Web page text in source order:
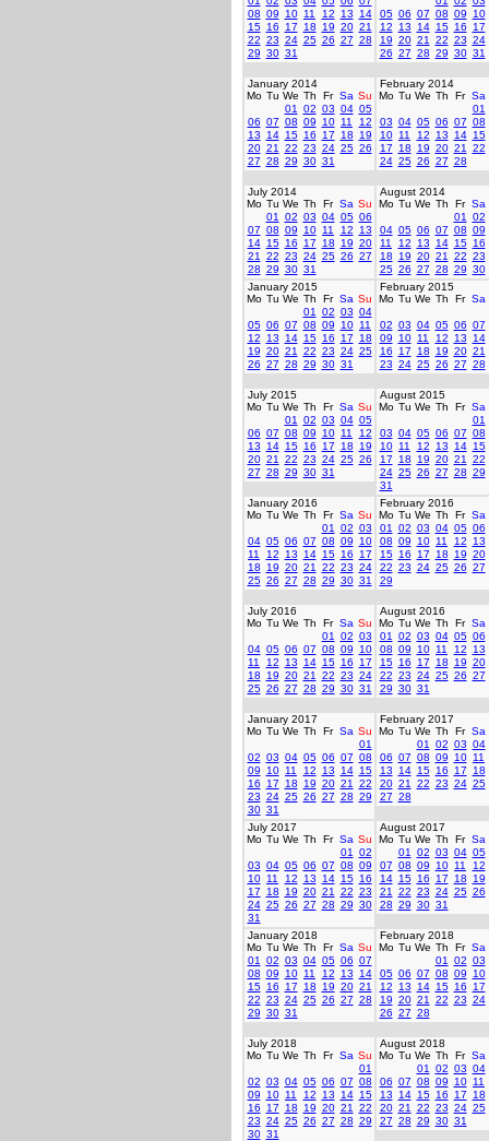
08 09 10 11 12 13
14
15 16 17 18 19 20 21
22 23 24 25 26 27 28
29 30 31
05 06 07 08 09 10
12
13 14 15 16 17
19 20 21 22 23 24
26 27 28 29 30 31
January 2014
Mo Tu We Th Fr Sa Su
01
02 03 04 05
06 07 08 09 10 11
12
13
14 15 16 17 18
19
20 21 22 23 24 25 26
27 28 29 30 31
February 2014
Mo Tu We Th Fr Sa
01
03 04 05 06 07 08
10 11 12 13 14 15
17
18 19 20 21 22
24 25 26 27 28
July 2014
Mo Tu We Th Fr Sa Su
01
02 03 04 05 06
07 08 09 10 11 12
13
14 15 16 17 18 19 20
21
22 23 24 25 26 27
28 29 30 31
August 2014
Mo Tu We Th Fr Sa
01
02
04 05 06 07 08 09
11
12 13 14 15 16
18
19 20 21 22 23
25 26 27 28 29 30
January 2015
Mo Tu We Th Fr Sa Su
01
02 03 04
05 06 07 08 09 10 11
12
13 14 15 16 17
18
19 20 21 22 23 24 25
26 27 28 29 30 31
February 2015
Mo Tu We Th Fr Sa
02 03 04 05 06 07
09
10 11 12 13 14
16
17 18 19 20 21
23 24 25 26 27 28
July 2015
Mo Tu We Th Fr Sa Su
01
02 03 04 05
06 07 08 09 10 11
12
13
14 15 16 17 18
19
20 21 22 23 24 25 26
27 28 29 30 31
August 2015
Mo Tu We Th Fr Sa
01
03 04 05 06 07 08
10 11 12 13 14 15
17
18 19 20 21 22
24 25 26 27 28 29
31
January 2016
Mo Tu We Th Fr Sa Su
01
02 03
04 05 06 07 08 09
10
11
12 13 14 15 16
17
18
19 20 21 22 23 24
25 26 27 28 29 30 31
February 2016
Mo Tu We Th Fr Sa
01
02 03 04 05 06
08 09 10 11 12 13
15 16 17 18 19 20
22 23 24 25 26 27
29
July 2016
Mo Tu We Th Fr Sa Su
01
02 03
04 05 06 07 08 09
10
11
12 13 14 15 16
17
18
19 20 21 22 23 24
25 26 27 28 29 30 31
August 2016
Mo Tu We Th Fr Sa
01
02 03 04 05 06
08 09 10 11 12 13
15 16 17 18 19 20
22 23 24 25 26 27
29 30 31
January 2017
Mo Tu We Th Fr Sa Su
01
02 03 04 05 06 07 08
09
10 11 12 13 14 15
16
17 18 19 20 21
22
23 24 25 26 27 28 29
30 31
February 2017
Mo Tu We Th Fr Sa
01
02 03 04
06 07 08 09 10 11
13
14 15 16 17 18
20 21 22 23 24 25
27 28
July 2017
Mo Tu We Th Fr Sa Su
01
02
03 04 05 06 07 08 09
10 11 12 13 14 15 16
17
18 19 20 21 22 23
24 25 26 27 28 29 30
31
August 2017
Mo Tu We Th Fr Sa
01
02 03 04 05
07 08 09 10 11 12
14 15 16 17 18 19
21
22 23 24 25 26
28 29 30 31
January 2018
Mo Tu We Th Fr Sa Su
01
02 03 04 05 06 07
08 09 10 11 12 13
14
15 16 17 18 19 20 21
22 23 24 25 26 27 28
29 30 31
February 2018
Mo Tu We Th Fr Sa
01
02 03
05 06 07 08 09 10
12
13 14 15 16 17
19 20 21 22 23 24
26 27 28
July 2018
Mo Tu We Th Fr Sa Su
01
02 03 04 05 06 07 08
09
10 11 12 13 14 15
16
17 18 19 20 21
22
23 24 25 26 27 28 29
30 31
August 2018
Mo Tu We Th Fr Sa
01
02 03 04
06 07 08 09 10 11
13
14 15 16 17 18
20 21 22 23 24 25
27 28 29 30 31